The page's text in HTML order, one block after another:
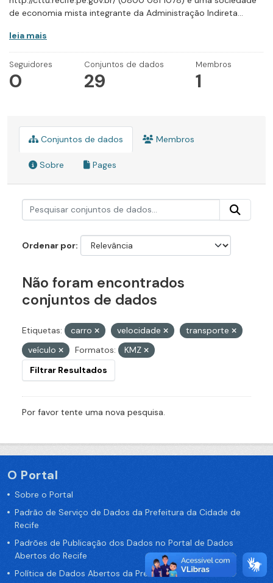
de economia mista integrante da Administração Indireta...
leia mais
Seguidores
0
Conjuntos de dados
29
Membros
1
Conjuntos de dados Membros
Sobre Pages
Ordenar por
Não foram encontrados
conjuntos de dados
Etiquetas: carro velocidade
transporte
veículo
Formatos:
KMZ
Filtrar Resultados
Por favor tente uma nova pesquisa.
O Portal
Sobre o Portal
Padrão de Serviço de Dados da Prefeitura da Cidade de
Recife
Padrões de Publicação dos Dados no Portal de Dados
Abertos do Recife
Política de Dados Abertos da Prefeitura do Recife